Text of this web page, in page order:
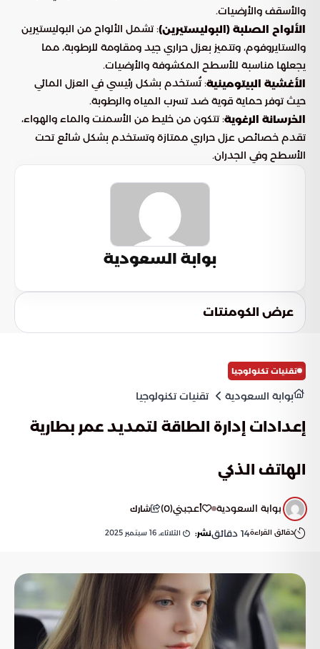
والأسقف والأرضيات.
الألواح الصلبة (البوليستيرين): تشمل الألواح من البوليستيرين
والستايروفوم، وتتميز بعزل حراري جيد ومقاومة للرطوبة، مما
يجعلها مناسبة للأسطح المكشوفة والأرضيات.
الأغشية البيتومينية: تُستخدم بشكل رئيسي في العزل المائي
حيث توفر حماية قوية ضد تسرب المياه والرطوبة.
الخرسانة الرغوية: تتكون من خليط من الأسمنت والماء والهواء،
تقدم خصائص عزل حراري ممتازة وتستخدم بشكل شائع تحت
الأسطح وفي الجدران.
بوابة السعودية
عرض الكومنتات
تقنيات تكنولوجيا
بوابة السعودية تقنيات تكنولوجيا
إعدادات إدارة الطاقة لتمديد عمر بطارية
الهاتف الذكي
بوابة السعودية أعجبني(
0
) شارك
دقائق القراءة14 دقائقنشر: الثلاثاء, 16 سبتمبر 2025